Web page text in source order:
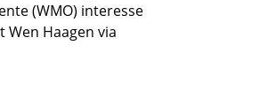
(WMO) interesse
Haagen via